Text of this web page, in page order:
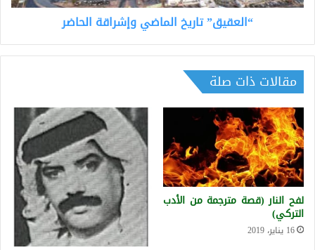
“العقيق” تاريخ الماضي وإشراقة الحاضر
مقالات ذات صلة
لفح النار (قصة مترجمة من الأدب
التركي)
16 يناير، 2019